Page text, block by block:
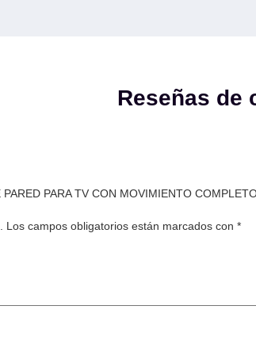
Reseñas de
PARA TV CON MOVIMIENTO
Los campos obligatorios están marcados con *